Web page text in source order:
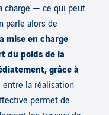
charge — ce qui peut
parle alors de
mise en charge
du poids de la
grâce à
entre la réalisation
permet de